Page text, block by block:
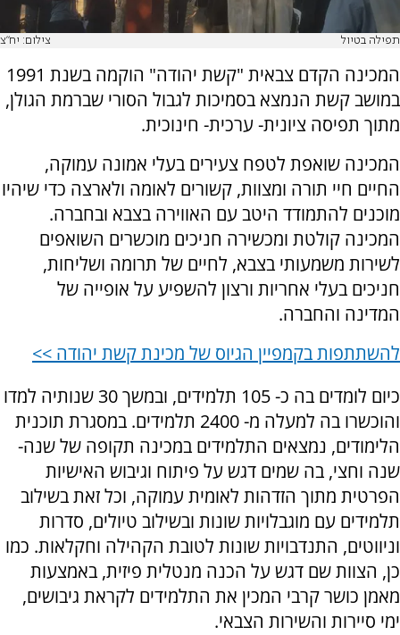
תפילה בטיול צילום: יח"צ
המכינה הקדם צבאית "קשת יהודה" הוקמה בשנת 1991
במושב קשת הנמצא בסמיכות לגבול הסורי שברמת הגולן,
מתוך תפיסה ציונית- ערכית- חינוכית.
המכינה שואפת לטפח צעירים בעלי אמונה עמוקה,
החיים חיי תורה ומצוות, קשורים לאומה ולארצה כדי שיהיו
מוכנים להתמודד היטב עם האווירה בצבא ובחברה.
המכינה קולטת ומכשירה חניכים מוכשרים השואפים
לשירות משמעותי בצבא, לחיים של תרומה ושליחות,
חניכים בעלי אחריות ורצון להשפיע על אופייה של
המדינה והחברה.
להשתתפות בקמפיין הגיוס של מכינת קשת יהודה >>
כיום לומדים בה כ- 105 תלמידים, ובמשך 30 שנותיה למדו
והוכשרו בה למעלה מ- 2400 תלמידים. במסגרת תוכנית
הלימודים, נמצאים התלמידים במכינה תקופה של שנה-
שנה וחצי, בה שמים דגש על פיתוח וגיבוש האישיות
הפרטית מתוך הזדהות לאומית עמוקה, וכל זאת בשילוב
תלמידים עם מוגבלויות שונות ובשילוב טיולים, סדרות
וניווטים, התנדבויות שונות לטובת הקהילה וחקלאות. כמו
כן, הצוות שם דגש על הכנה מנטלית פיזית, באמצעות
מאמן כושר קרבי המכין את התלמידים לקראת גיבושים,
ימי סיירות והשירות הצבאי.